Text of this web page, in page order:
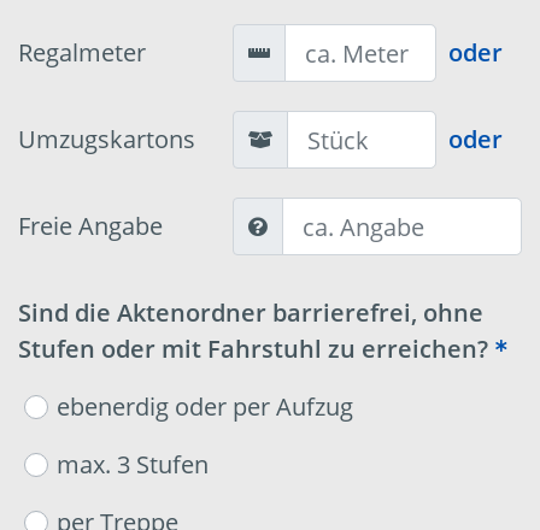
Regalmeter oder
Umzugskartons oder
Freie Angabe
Sind die Aktenordner barrierefrei, ohne
Stufen oder mit Fahrstuhl zu erreichen?
ebenerdig oder per Aufzug
max. 3 Stufen
per Treppe